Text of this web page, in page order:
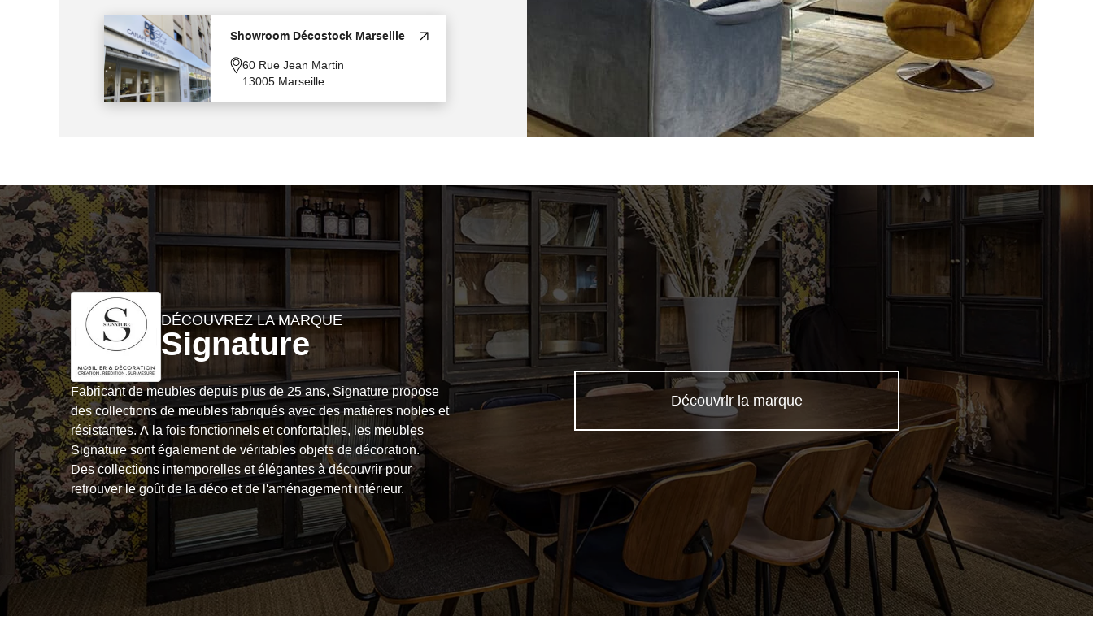
Showroom Décostock Marseille
60 Rue Jean Martin
13005 Marseille
DÉCOUVREZ LA MARQUE
Signature
Fabricant de meubles depuis plus de 25 ans, Signature propose
des collections de meubles fabriqués avec des matières nobles et
résistantes. A la fois fonctionnels et confortables, les meubles
Signature sont également de véritables objets de décoration.
Des collections intemporelles et élégantes à découvrir pour
retrouver le goût de la déco et de l'aménagement intérieur.
Découvrir la marque